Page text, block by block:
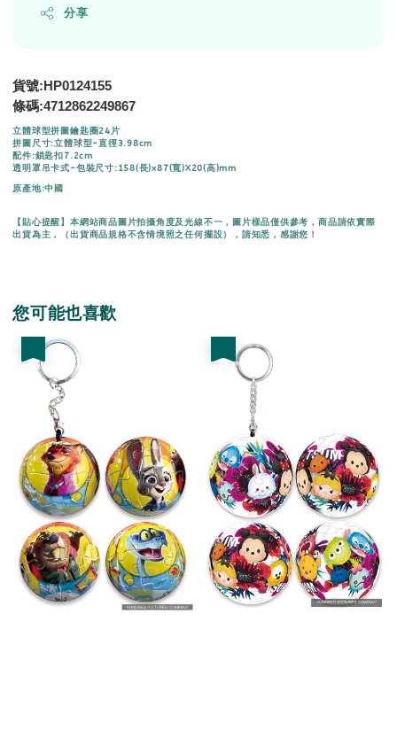
分享
貨號:HP0124155
條碼:4712862249867
立體球型拼圖鑰匙圈24片
拼圖尺寸:立體球型-直徑3.98cm
配件:鎖匙扣7.2cm
透明罩吊卡式-包裝尺寸:158(長)x87(寬)X20(高)mm
原產地:中國
【貼心提醒】本網站商品圖片拍攝角度及光線不一，圖片樣品僅供參考，商品請依實際
出貨為主，（出貨商品規格不含情境照之任何擺設），請知悉，感謝您！
您可能也喜歡